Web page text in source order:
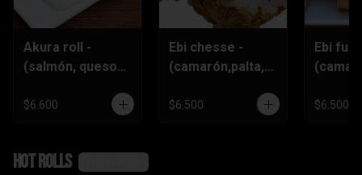
Akura roll -
(salmón, queso
,ciboulette)
$6.600
Ebi chesse -
(camarón,palta,q
$6.500
Ebi
$6.500
Hot rolls